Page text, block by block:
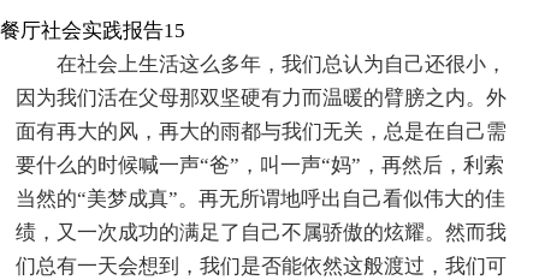
餐厅社会实践报告15
在社会上生活这么多年，我们总认为自己还很小，
因为我们活在父母那双坚硬有力而温暖的臂膀之内。外
面有再大的风，再大的雨都与我们无关，总是在自己需
要什么的时候喊一声“爸”，叫一声“妈”，再然后，利索
当然的“美梦成真”。再无所谓地呼出自己看似伟大的佳
绩，又一次成功的满足了自己不属骄傲的炫耀。然而我
们总有一天会想到，我们是否能依然这般渡过，我们可